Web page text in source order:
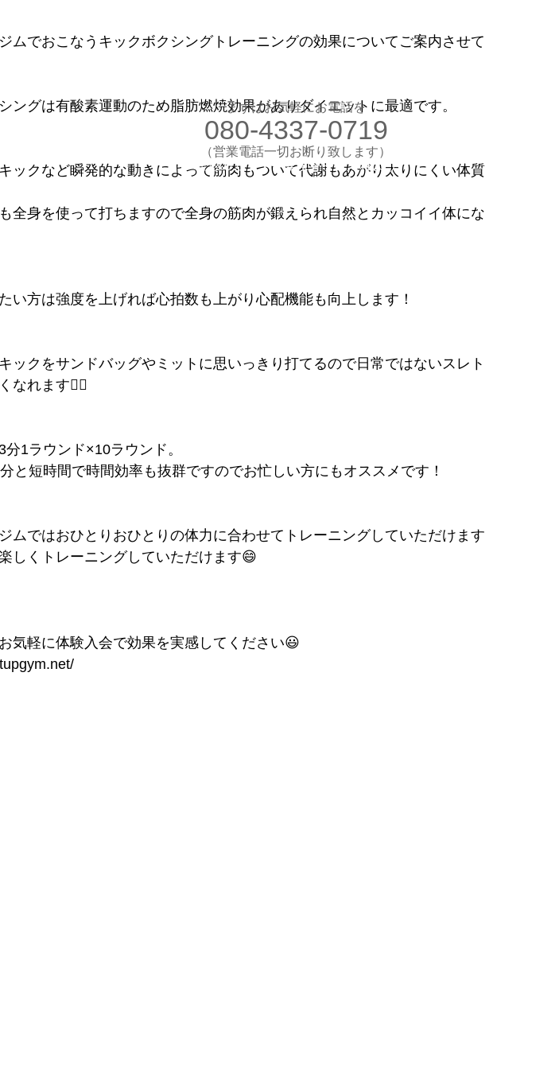
080-4337-0719
​体験入会実施中
移動します
さい
ムでおこなうキックボクシングトレーニングの効果についてご案内させて
ングは有酸素運動のため脂肪燃焼効果がありダイエットに最適です。
ックなど瞬発的な動きによって筋肉もついて代謝もあがり太りにくい体質
全身を使って打ちますので全身の筋肉が鍛えられ自然とカッコイイ体にな
い方は強度を上げれば心拍数も上がり心配機能も向上します！
ックをサンドバッグやミットに思いっきり打てるので日常ではないスレト
なれます✌🏻
分1ラウンド×10ラウンド。
と短時間で時間効率も抜群ですのでお忙しい方にもオススメです！
ムではおひとりおひとりの体力に合わせてトレーニングしていただけます
しくトレーニングしていただけます😄
気軽に体験入会で効果を実感してください😃
まずはお気軽にお電話を
080-4337-0719
​（営業電話一切お断り致します）
​理想のカラダ・健康を手に入れよう